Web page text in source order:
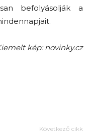
befolyásolják a
kép: novinky.cz
Következő cikk